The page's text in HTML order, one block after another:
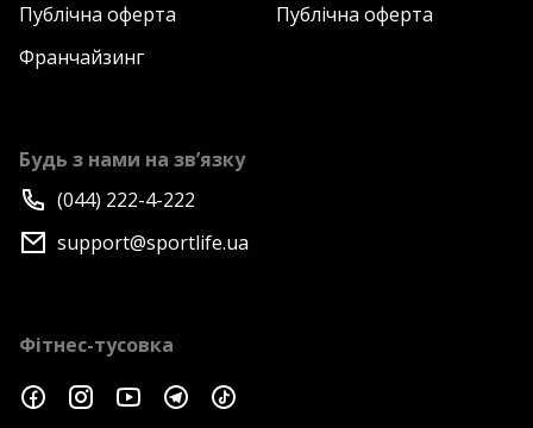
Публічна оферта
Публічна оферта
Франчайзинг
Будь з нами на зв’язку
(044) 222-4-222
support@sportlife.ua
Фітнес-тусовка